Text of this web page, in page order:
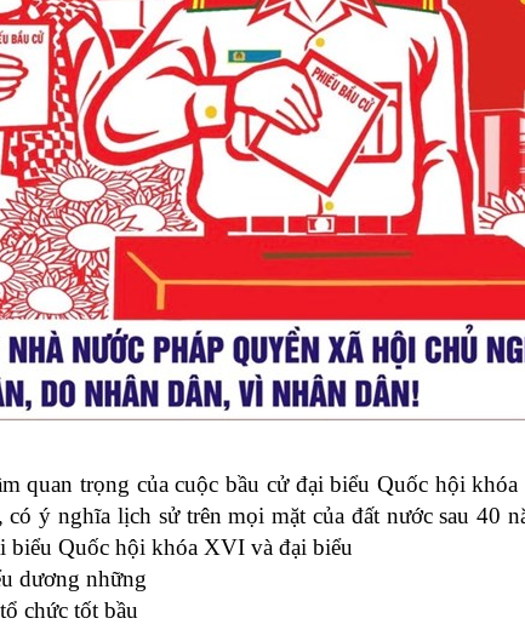
quan trọng của cuộc bầu cử đại biểu Quốc hội
ý nghĩa lịch sử trên mọi mặt của đất nước sau 40
biểu Quốc hội khóa XVI và đại biểu
dương những
chức tốt bầu